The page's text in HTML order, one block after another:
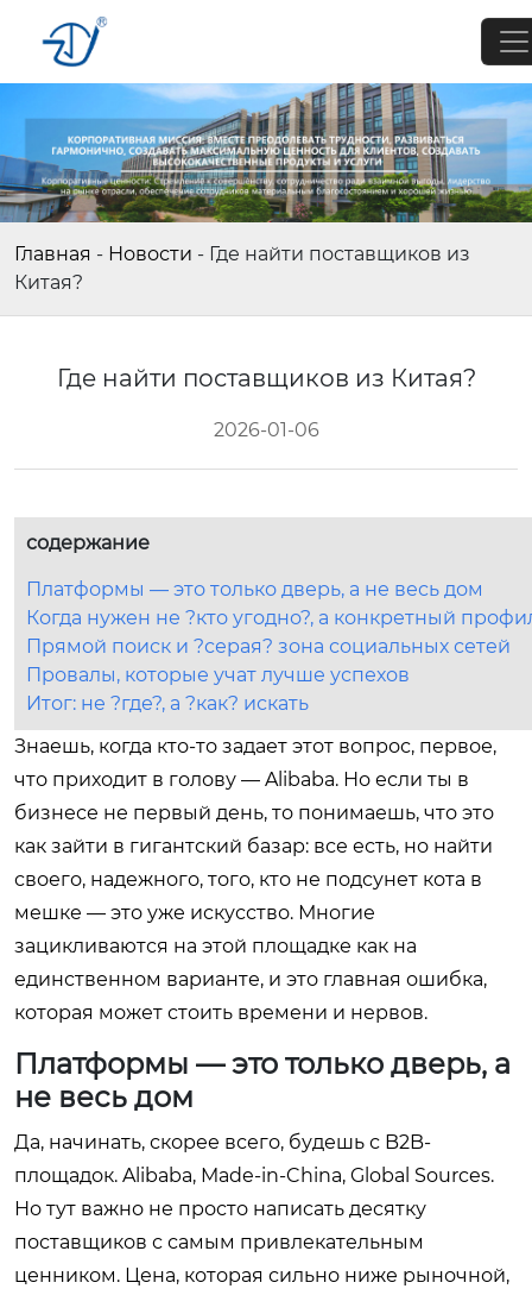
Главная - Новости - Где найти поставщиков из
Китая?
Где найти поставщиков из Китая?
2026-01-06
содержание
Платформы — это только дверь, а не весь дом
Когда нужен не ?кто угодно?, а конкретный
Прямой поиск и ?серая? зона социальных сетей
Провалы, которые учат лучше успехов
Итог: не ?где?, а ?как? искать
Знаешь, когда кто-то задает этот вопрос, первое,
что приходит в голову — Alibaba. Но если ты в
бизнесе не первый день, то понимаешь, что это
как зайти в гигантский базар: все есть, но найти
своего, надежного, того, кто не подсунет кота в
мешке — это уже искусство. Многие
зацикливаются на этой площадке как на
единственном варианте, и это главная ошибка,
которая может стоить времени и нервов.
Платформы — это только дверь, а
не весь дом
Да, начинать, скорее всего, будешь с B2B-
площадок. Alibaba, Made-in-China, Global Sources.
Но тут важно не просто написать десятку
поставщиков с самым привлекательным
ценником. Цена, которая сильно ниже рыночной,